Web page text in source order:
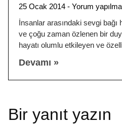
25 Ocak 2014
Yorum
İnsanlar arasındaki sevgi
ve çoğu zaman özlenen bir
hayatı olumlu etkileyen ve
Devamı »
Bir yanıt yazın